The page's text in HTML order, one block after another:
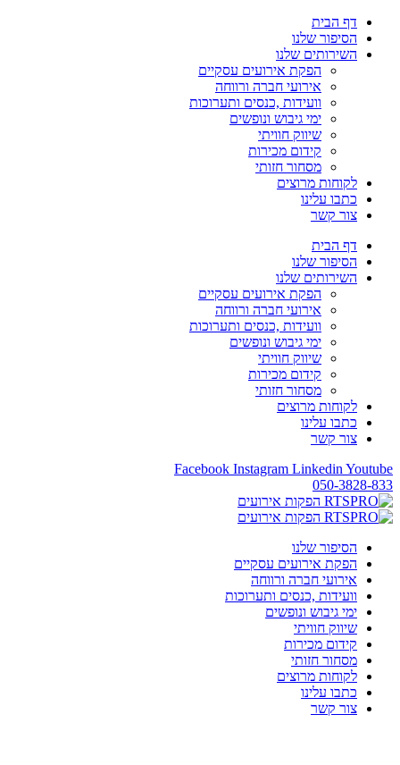
דף הבית
הסיפור שלנו
השירותים שלנו
הפקת אירועים עסקיים
אירועי חברה ורווחה
וועידות ,כנסים ותערוכות
ימי גיבוש ונופשים
שיווק חוויתי
קידום מכירות
מסחור חזותי
לקוחות מרוצים
כתבו עלינו
צור קשר
דף הבית
הסיפור שלנו
השירותים שלנו
הפקת אירועים עסקיים
אירועי חברה ורווחה
וועידות ,כנסים ותערוכות
ימי גיבוש ונופשים
שיווק חוויתי
קידום מכירות
מסחור חזותי
לקוחות מרוצים
כתבו עלינו
צור קשר
Facebook Instagram Linkedin Youtube
050-3828-833
הסיפור שלנו
הפקת אירועים עסקיים
אירועי חברה ורווחה
וועידות ,כנסים ותערוכות
ימי גיבוש ונופשים
שיווק חוויתי
קידום מכירות
מסחור חזותי
לקוחות מרוצים
כתבו עלינו
צור קשר